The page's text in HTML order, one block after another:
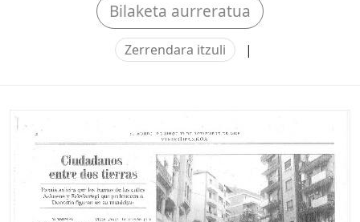
Bilaketa aurreratua
Zerrendara itzuli |